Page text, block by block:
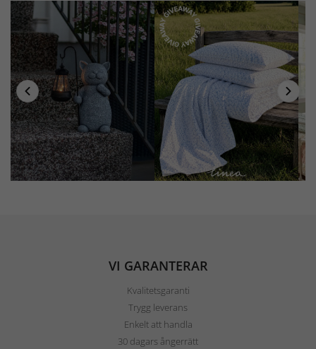
VI GARANTERAR
Kvalitetsgaranti
Trygg leverans
Enkelt att handla
30 dagars ångerrätt